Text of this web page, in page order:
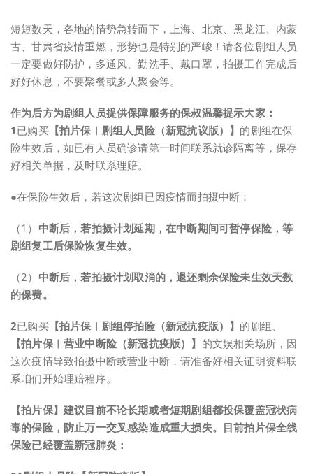
短短数天，各地的情势急转而下，上海、北京、黑龙江、内蒙
古、甘肃省疫情重燃，形势也是特别的严峻！请各位剧组人员
一定要做好防护，多通风、勤洗手、戴口罩，拍摄工作完成后
好好休息，不要聚餐或多人聚会等。
作为后方为剧组人员提供保障服务的保叔温馨提示大家：
1已购买【拍片保︱剧组人员险（新冠抗议版）】 的剧组在保
险生效后，如已有人员确诊请第一时间联系就诊隔离等，保存
好相关单据，及时联系理赔。
●在保险生效后，若这次剧组已因疫情而拍摄中断：
（1） 中断后，若拍摄计划延期，在中断期间可暂停保险，等
剧组复工后保险恢复生效。
（2） 中断后，若拍摄计划取消的，退还剩余保险未生效天数
的保费。
2已购买【拍片保︱剧组停拍险（新冠抗疫版）】 的剧组、
【拍片保︱营业中断险（新冠抗疫版）】 的文娱相关场所，因
这次疫情导致拍摄中断或营业中断，请准备好相关证明资料联
系咱们开始理赔程序。
【拍片保】建议目前不论长期或者短期剧组都投保覆盖冠状病
毒的保险，防止万一交叉感染造成重大损失。目前拍片保全线
保险已经覆盖新冠肺炎：